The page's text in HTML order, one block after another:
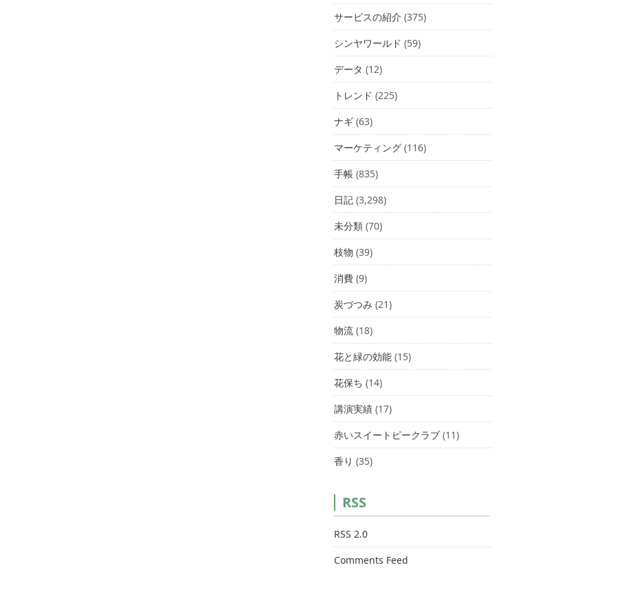
サービスの紹介 (375)
シンヤワールド (59)
データ (12)
トレンド (225)
ナギ (63)
マーケティング (116)
手帳 (835)
日記 (3,298)
未分類 (70)
枝物 (39)
消費 (9)
炭づつみ (21)
物流 (18)
花と緑の効能 (15)
花保ち (14)
講演実績 (17)
赤いスイートピークラブ (11)
香り (35)
RSS
RSS 2.0
Comments Feed